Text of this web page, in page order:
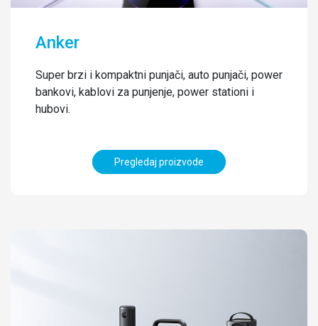
Anker
Super brzi i kompaktni punjači, auto punjači, power
bankovi, kablovi za punjenje, power stationi i
hubovi.
Pregledaj proizvode